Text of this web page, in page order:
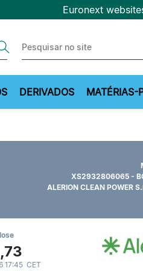
Euronext
DERIVADOS MATÉRIAS-
XS2932806065 -
ALERION CLEAN POWER
17:45 CET